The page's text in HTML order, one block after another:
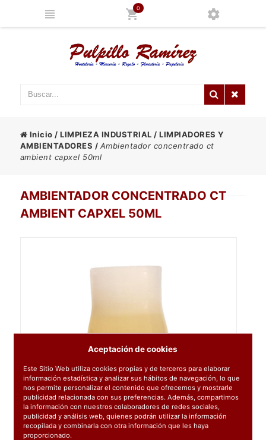
0
Inicio /LIMPIEZA INDUSTRIAL /LIMPIADORES Y
AMBIENTADORES / Ambientador concentrado ct
ambient capxel 50ml
AMBIENTADOR CONCENTRADO CT
AMBIENT CAPXEL 50ML
Aceptación de cookies
Este Sitio Web utiliza cookies propias y de terceros para elaborar
información estadística y analizar sus hábitos de navegación, lo que
nos permite personalizar el contenido que ofrecemos y mostrarle
publicidad relacionada con sus preferencias. Además, compartimos
la información con nuestros colaboradores de redes sociales,
publicidad y análisis web, quienes podrán utilizar la información
recopilada y combinarla con otra información que les haya
proporcionado.